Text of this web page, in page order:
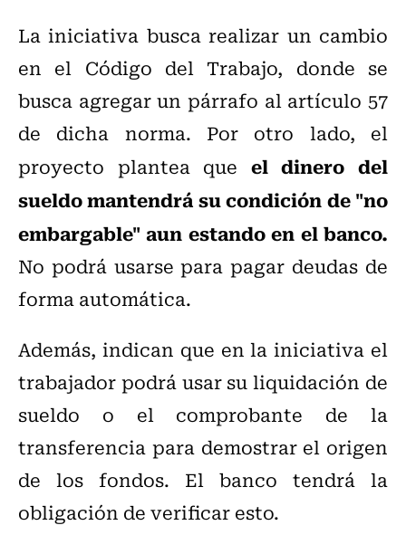
La iniciativa busca realizar un cambio
en el Código del Trabajo, donde se
busca agregar un párrafo al artículo 57
de dicha norma. Por otro lado, el
proyecto plantea que el dinero del
sueldo mantendrá su condición de "no
embargable" aun estando en el banco.
No podrá usarse para pagar deudas de
forma automática.
Además, indican que en la iniciativa el
trabajador podrá usar su liquidación de
sueldo o el comprobante de la
transferencia para demostrar el origen
de los fondos. El banco tendrá la
obligación de verificar esto.